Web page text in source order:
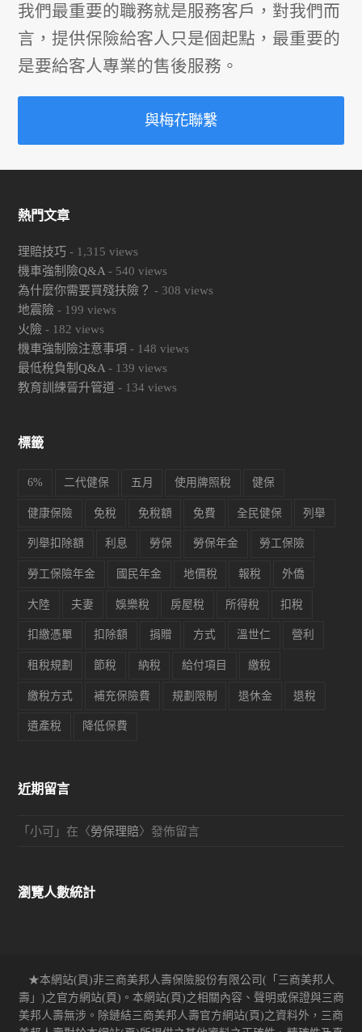
我們最重要的職務就是服務客戶，對我們而
言，提供保險給客人只是個起點，最重要的
是要給客人專業的售後服務。
與梅花聯繫
熱門文章
理賠技巧 - 1,315 views
機車強制險Q&A - 540 views
為什麼你需要買殘扶險？ - 308 views
地震險 - 199 views
火險 - 182 views
機車強制險注意事項 - 148 views
最低稅負制Q&A - 139 views
教育訓練晉升管道 - 134 views
標籤
6% 二代健保 五月 使用牌照稅 健保
健康保險 免稅 免稅額 免費 全民健保 列舉
列舉扣除額 利息 勞保 勞保年金 勞工保險
勞工保險年金 國民年金 地價稅 報稅 外僑
大陸 夫妻 娛樂稅 房屋稅 所得稅 扣稅
扣繳憑單 扣除額 捐贈 方式 溫世仁 營利
租稅規劃 節稅 納稅 給付項目 繳稅
繳稅方式 補充保險費 規劃限制 退休金 退稅
遺產稅 降低保費
近期留言
「 小可 」在〈勞保理賠〉發佈留言
瀏覽人數統計
★本網站(頁)非三商美邦人壽保險股份有限公司(「三商美邦人
壽」)之官方網站(頁)。本網站(頁)之相關內容、聲明或保證與三商
美邦人壽無涉。除鏈結三商美邦人壽官方網站(頁)之資料外，三商